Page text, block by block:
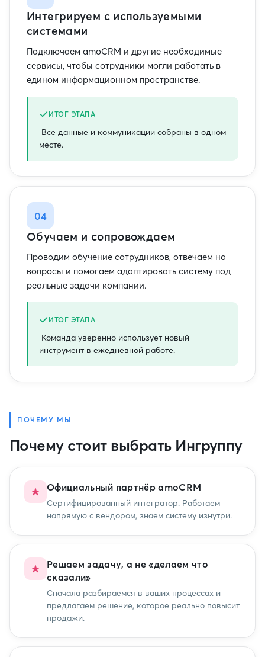
Интегрируем с используемыми
системами
Подключаем amoCRM и другие необходимые
сервисы, чтобы сотрудники могли работать в
едином информационном пространстве.
ИТОГ ЭТАПА
Все данные и коммуникации собраны в одном
месте.
04
Обучаем и сопровождаем
Проводим обучение сотрудников, отвечаем на
вопросы и помогаем адаптировать систему под
реальные задачи компании.
ИТОГ ЭТАПА
Команда уверенно использует новый
инструмент в ежедневной работе.
ПОЧЕМУ МЫ
Почему стоит выбрать Ингруппу
Официальный партнёр amoCRM
Сертифицированный интегратор. Работаем
напрямую с вендором, знаем систему изнутри.
Решаем задачу, а не «делаем что
сказали»
Сначала разбираемся в ваших процессах и
предлагаем решение, которое реально повысит
продажи.